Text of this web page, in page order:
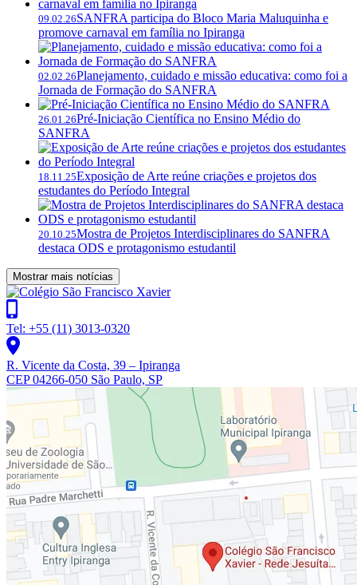
09.02.26SANFRA participa do Bloco Maria Maluquinha e
promove carnaval em família no Ipiranga
02.02.26Planejamento, cuidado e missão educativa: como foi a
Jornada de Formação do SANFRA
26.01.26Pré-Iniciação Científica no Ensino Médio do
SANFRA
18.11.25Exposição de Arte reúne criações e projetos dos
estudantes do Período Integral
20.10.25Mostra de Projetos Interdisciplinares do SANFRA
destaca ODS e protagonismo estudantil
Mostrar mais notícias
Tel: +55 (11) 3013-0320
R. Vicente da Costa, 39 – Ipiranga
CEP 04266-050 São Paulo, SP